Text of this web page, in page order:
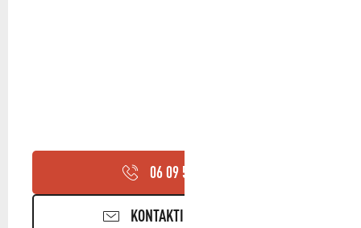
06 09 56 35
KONTAKTIEREN SIE UNS